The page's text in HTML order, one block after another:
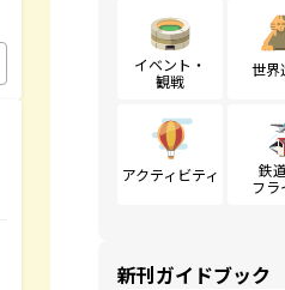
イベント・
観戦
世界
アクティビティ
鉄
フラ
新刊ガイドブック